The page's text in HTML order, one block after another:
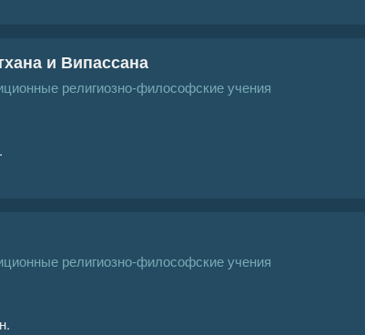
и Випассана
религиозно-философские учения
религиозно-философские учения